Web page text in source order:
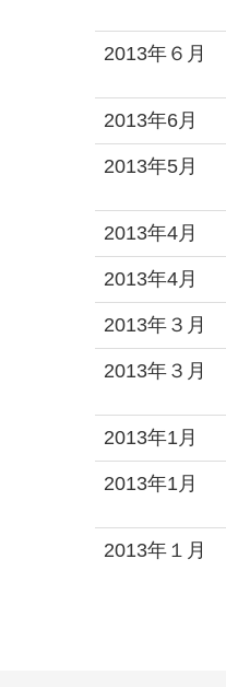
2013年６月
2013年6月
2013年5月
2013年4月
2013年4月
2013年３月
2013年３月
2013年1月
2013年1月
2013年１月